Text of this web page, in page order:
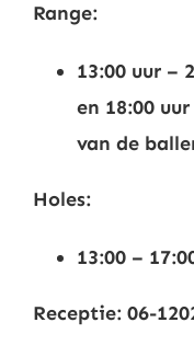
Nieuws
Leden
Range:
13:00 uur –
en 18:00
van de
Holes:
13:00 –
Receptie: 06-